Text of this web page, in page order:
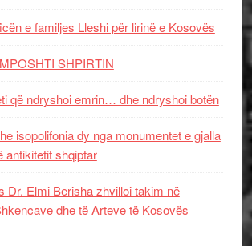
e familjes Lleshi për lirinë e Kosovës
SHPIRTIN
që ndryshoi emrin… dhe ndryshoi botën
isopolifonia dy nga monumentet e gjalla
antikitetit shqiptar
Dr. Elmi Berisha zhvilloi takim në
dhe të Arteve të Kosovës